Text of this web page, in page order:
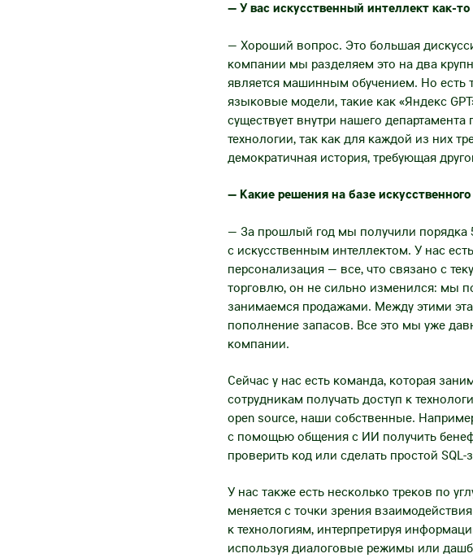
— У вас искусственный интеллект как-
— Хороший вопрос. Это большая
компании мы разделяем это на два
является машинным обучением. Но есть
языковые модели, такие как «Яндекс
существует внутри нашего
технологии, так как для каждой из них
демократичная история, требующая
— Какие решения на базе
— За прошлый год мы получили порядка
с искусственным интеллектом. У нас
персонализация — все, что связано с
торговлю, он не сильно изменился: мы
занимаемся продажами. Между этими
пополнение запасов. Все это мы уже
компании.
Сейчас у нас есть команда, которая
сотрудникам получать доступ к
open source, наши собственные.
с помощью общения с ИИ получить
проверить код или сделать простой
У нас также есть несколько треков по
меняется с точки зрения
к технологиям, интерпретируя
используя диалоговые режимы или